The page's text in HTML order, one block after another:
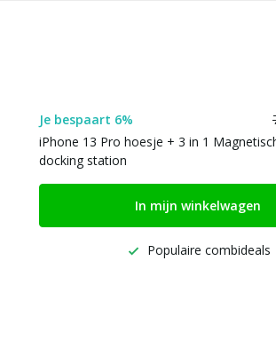
Je bespaart 6%
iPhone 13 Pro hoesje + 3 in 1
docking station
In mijn winkelwagen
Populaire combideals